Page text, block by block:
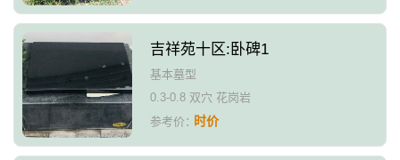
吉祥苑十区:卧碑1
基本墓型
0.3-0.8 双穴 花岗岩
参考价：时价